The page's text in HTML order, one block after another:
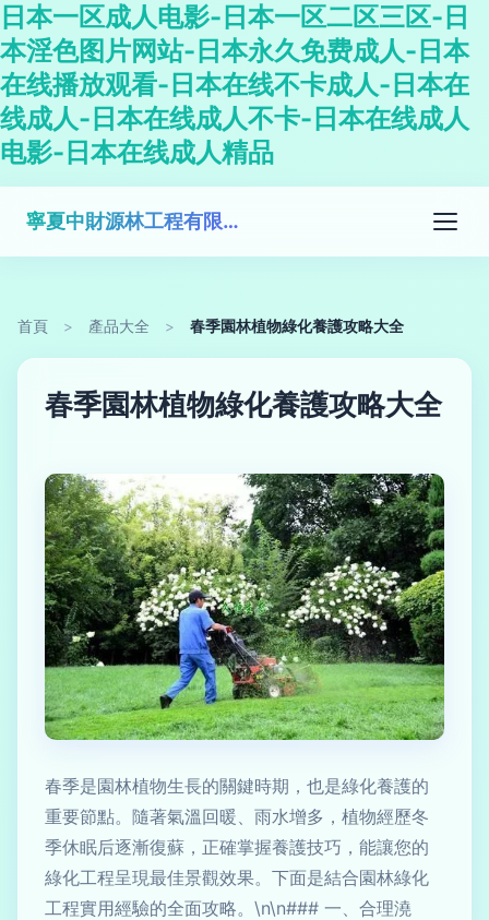
日本一区成人电影-日本一区二区三区-日
本淫色图片网站-日本永久免费成人-日本
在线播放观看-日本在线不卡成人-日本在
线成人-日本在线成人不卡-日本在线成人
电影-日本在线成人精品
寧夏中財源林工程有限公司
首頁 > 產品大全 > 春季園林植物綠化養護攻略大全
春季園林植物綠化養護攻略大全
春季是園林植物生長的關鍵時期，也是綠化養護的
重要節點。隨著氣溫回暖、雨水增多，植物經歷冬
季休眠后逐漸復蘇，正確掌握養護技巧，能讓您的
綠化工程呈現最佳景觀效果。下面是結合園林綠化
工程實用經驗的全面攻略。\n\n### 一、合理澆